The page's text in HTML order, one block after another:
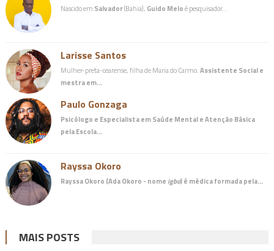
Nascido em Salvador(Bahia), Guido Meloé pesquisador…
Larisse Santos
Mulher-preta-cearense, filha de Maria do Carmo.Assistente Social e
mestra em…
Paulo Gonzaga
Psicólogo e Especialista em Saúde Mental e Atenção Básica
pela Escola…
Rayssa Okoro
Rayssa Okoro (Ada Okoro - nome igbo) é médicaformada pela…
MAIS POSTS